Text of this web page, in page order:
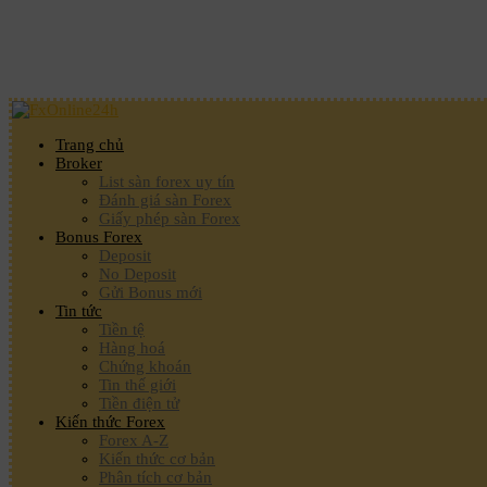
Trang chủ
Broker
List sàn forex uy tín
Đánh giá sàn Forex
Giấy phép sàn Forex
Bonus Forex
Deposit
No Deposit
Gửi Bonus mới
Tin tức
Tiền tệ
Hàng hoá
Chứng khoán
Tin thế giới
Tiền điện tử
Kiến thức Forex
Forex A-Z
Kiến thức cơ bản
Phân tích cơ bản